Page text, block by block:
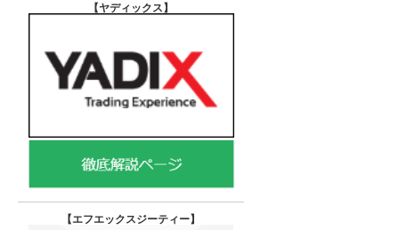
【ヤディックス】
【エフエックスジーティー】